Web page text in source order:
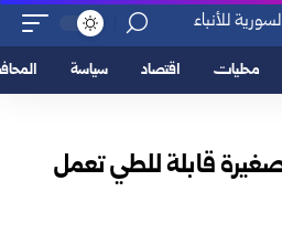
محليات اقتصاد سياسة
قابلة للطي تعمل